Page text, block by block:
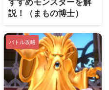
すすめモンスターを解
説！（まもの博士）
バトル攻略